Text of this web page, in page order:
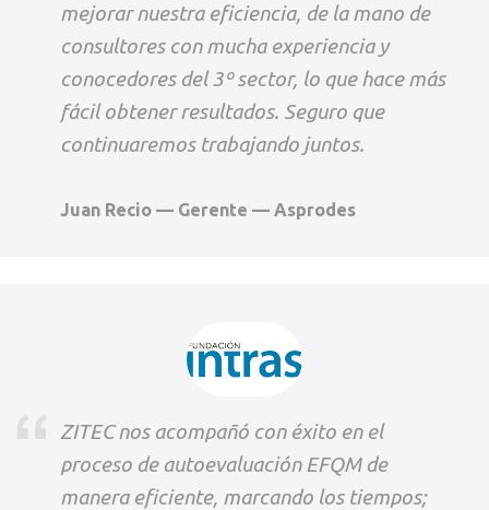
mejorar nuestra eficiencia, de la mano de
consultores con mucha experiencia y
conocedores del 3º sector, lo que hace más
fácil obtener resultados. Seguro que
continuaremos trabajando juntos.
Juan Recio — Gerente — Asprodes
ZITEC nos acompañó con éxito en el
proceso de autoevaluación EFQM de
manera eficiente, marcando los tiempos;